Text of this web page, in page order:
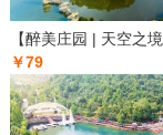
【醉美庄园 | 天空之境
￥79